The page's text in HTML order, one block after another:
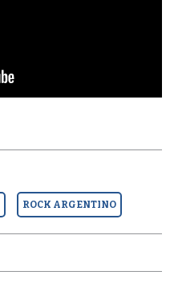
ROCK ARGENTINO